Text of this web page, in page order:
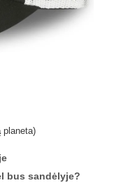
planeta)
bus sandėlyje?